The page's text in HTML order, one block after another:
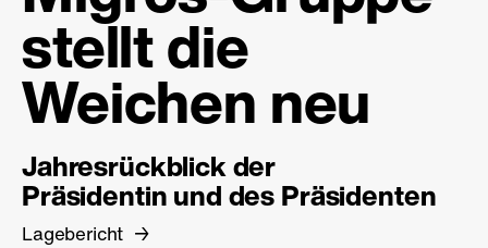
stellt die
Weichen neu
Jahresrückblick der
Präsidentin und des Präsidenten
Lagebericht